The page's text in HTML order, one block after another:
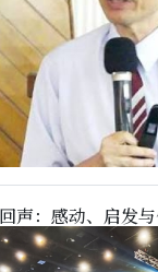
声：感动、启发